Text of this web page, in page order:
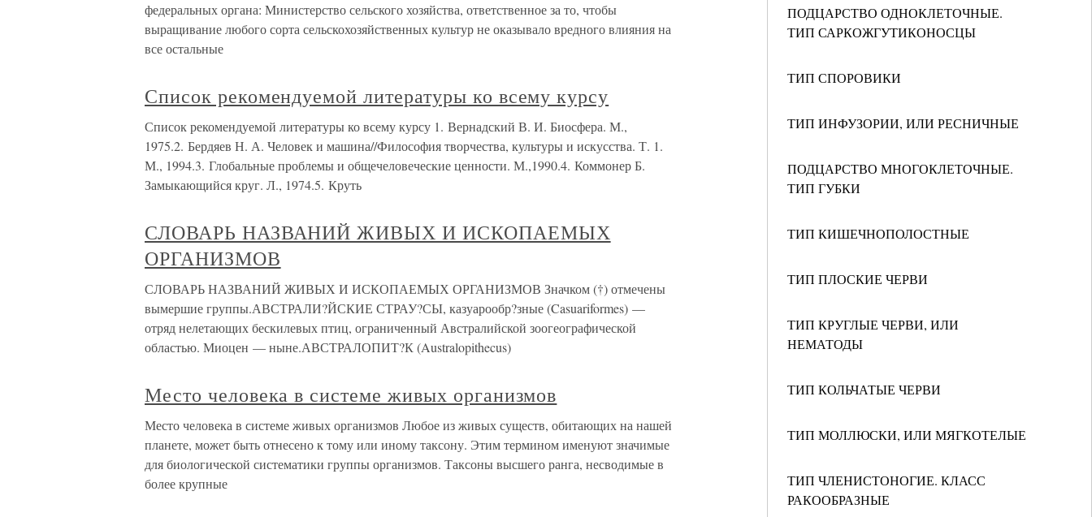
ПОДЦАРСТВО ОДНОКЛЕТОЧНЫЕ.
ТИП САРКОЖГУТИКОНОСЦЫ
ТИП СПОРОВИКИ
ТИП ИНФУЗОРИИ, ИЛИ РЕСНИЧНЫЕ
ПОДЦАРСТВО МНОГОКЛЕТОЧНЫЕ.
ТИП ГУБКИ
ТИП КИШЕЧНОПОЛОСТНЫЕ
ТИП ПЛОСКИЕ ЧЕРВИ
ТИП КРУГЛЫЕ ЧЕРВИ, ИЛИ
НЕМАТОДЫ
ТИП КОЛЬЧАТЫЕ ЧЕРВИ
ТИП МОЛЛЮСКИ, ИЛИ МЯГКОТЕЛЫЕ
ТИП ЧЛЕНИСТОНОГИЕ. КЛАСС
РАКООБРАЗНЫЕ
федеральных органа: Министерство сельского хозяйства, ответственное за то, чтобы
выращивание любого сорта сельскохозяйственных культур не оказывало вредного влияния на
все остальные
Список рекомендуемой литературы ко всему курсу
Список рекомендуемой литературы ко всему курсу 1. Вернадский В. И. Биосфера. М.,
1975.2. Бердяев Н. А. Человек и машина//Философия творчества, культуры и искусства. Т. 1.
М., 1994.3. Глобальные проблемы и общечеловеческие ценности. М.,1990.4. Коммонер Б.
Замыкающийся круг. Л., 1974.5. Круть
СЛОВАРЬ НАЗВАНИЙ ЖИВЫХ И ИСКОПАЕМЫХ
ОРГАНИЗМОВ
СЛОВАРЬ НАЗВАНИЙ ЖИВЫХ И ИСКОПАЕМЫХ ОРГАНИЗМОВ Значком (†) отмечены
вымершие группы.АВСТРАЛИ?ЙСКИЕ СТРАУ?СЫ, казуарообр?зные (Casuariformes) —
отряд нелетающих бескилевых птиц, ограниченный Австралийской зоогеографической
областью. Миоцен — ныне.АВСТРАЛОПИТ?К (Australopithecus)
Место человека в системе живых организмов
Место человека в системе живых организмов Любое из живых существ, обитающих на нашей
планете, может быть отнесено к тому или иному таксону. Этим термином именуют значимые
для биологической систематики группы организмов. Таксоны высшего ранга, несводимые в
более крупные